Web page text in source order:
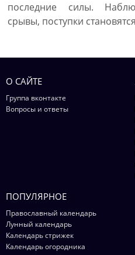
последние силы.
срывы, поступки
О САЙТЕ
Группа вконтакте
Вопросы и ответы
ПОПУЛЯРНОЕ
Православный календарь
Лунный календарь
Календарь стрижек
Календарь огородника